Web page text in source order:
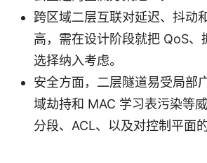
跨区域二层互联对延迟、抖动
高，需在设计阶段就把 QoS、
选择纳入考虑。
安全方面，二层隧道易受局部
域劫持和 MAC 学习表污染等
分段、ACL、以及对控制平面的